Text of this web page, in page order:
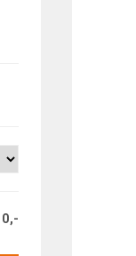
0,-